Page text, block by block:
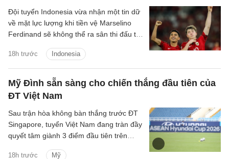
18h trước Indonesia
Đội tuyển Indonesia vừa nhận một tin dữ
về mặt lực lượng khi tiền vệ Marselino
Ferdinand sẽ không thể ra sân thi đấu tại
Mỹ Đình sẵn sàng cho chiến thắng đầu tiên của
ĐT Việt Nam
18h trước Mỹ
Sau trận hòa không bàn thắng trước ĐT
Singapore, tuyển Việt Nam đang tràn đầy
quyết tâm giành 3 điểm đầu tiên trên